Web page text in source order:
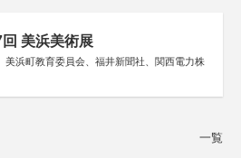
美浜美術展
美浜町教育委員会、福井新聞社、関西電力株
一覧